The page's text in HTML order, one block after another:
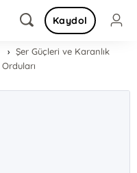
Kaydol
Şer Güçleri ve Karanlık
Orduları